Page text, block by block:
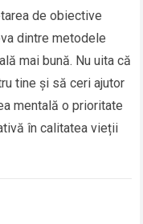
de obiective
dintre metodele
mai bună. Nu uita că
tine și să ceri ajutor
mentală o prioritate
în calitatea vieții